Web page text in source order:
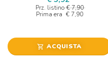
Prz. listino € 7,90
Prima era € 7,90
shopping_cart ACQUISTA